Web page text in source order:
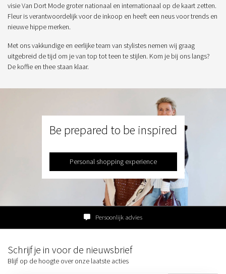
visie Van Dort Mode groter nationaal en internationaal op de kaart zetten.
Fleur is verantwoordelijk voor de inkoop en heeft een neus voor trends en
nieuwe hippe merken.
Met ons vakkundige en eerlijke team van stylistes nemen wij graag
uitgebreid de tijd om je van top tot teen te stijlen. Kom je bij ons langs?
De koffie en thee staan klaar.
Be prepared to be inspired
Personal shopping experience
Persoonlijk advies
Schrijf je in voor de nieuwsbrief
Blijf op de hoogte over onze laatste acties